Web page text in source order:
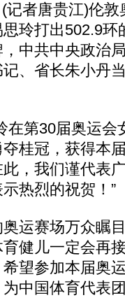
者唐贵江)伦敦
玲打出502.9环
中共中央政治
、省长朱小丹
第30届奥运会
桂冠，获得本
，我们谨代表
热烈的祝贺！”
赛场万众瞩
健儿一定会再
望参加本届奥
中国体育代表